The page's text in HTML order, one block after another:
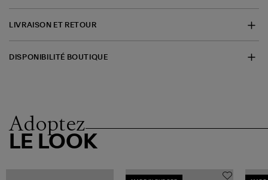
LIVRAISON ET RETOUR
DISPONIBILITÉ BOUTIQUE
Adoptez
LE LOOK